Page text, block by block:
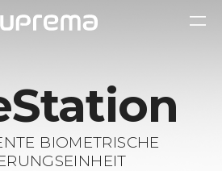
BIOMETRISCHE